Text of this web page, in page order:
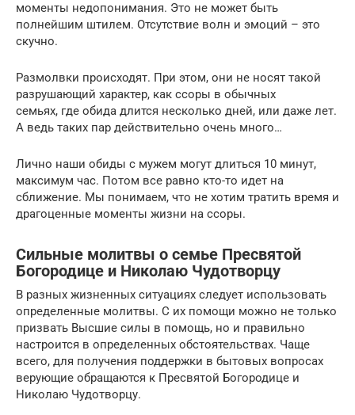
моменты недопонимания. Это не может быть
полнейшим штилем. Отсутствие волн и эмоций – это
скучно.
Размолвки происходят. При этом, они не носят такой
разрушающий характер, как ссоры в обычных
семьях, где обида длится несколько дней, или даже лет.
А ведь таких пар действительно очень много…
Лично наши обиды с мужем могут длиться 10 минут,
максимум час. Потом все равно кто-то идет на
сближение. Мы понимаем, что не хотим тратить время и
драгоценные моменты жизни на ссоры.
Сильные молитвы о семье Пресвятой
Богородице и Николаю Чудотворцу
В разных жизненных ситуациях следует использовать
определенные молитвы. С их помощи можно не только
призвать Высшие силы в помощь, но и правильно
настроится в определенных обстоятельствах. Чаще
всего, для получения поддержки в бытовых вопросах
верующие обращаются к Пресвятой Богородице и
Николаю Чудотворцу.